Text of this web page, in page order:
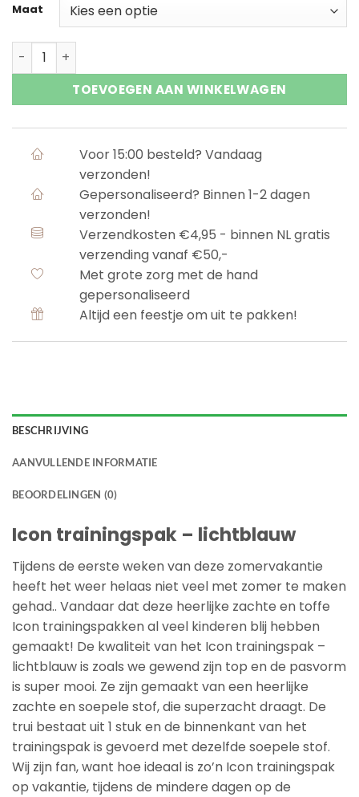
Maat
Icon trainingspak - lichtblauw aantal
TOEVOEGEN AAN WINKELWAGEN
Voor 15:00 besteld? Vandaag
verzonden!
Gepersonaliseerd? Binnen 1-2 dagen
verzonden!
Verzendkosten €4,95 - binnen NL gratis
verzending vanaf €50,-
Met grote zorg met de hand
gepersonaliseerd
Altijd een feestje om uit te pakken!
BESCHRIJVING
AANVULLENDE INFORMATIE
BEOORDELINGEN (0)
Icon trainingspak – lichtblauw
Tijdens de eerste weken van deze zomervakantie
heeft het weer helaas niet veel met zomer te maken
gehad.. Vandaar dat deze heerlijke zachte en toffe
Icon trainingspakken al veel kinderen blij hebben
gemaakt! De kwaliteit van het Icon trainingspak –
lichtblauw is zoals we gewend zijn top en de pasvorm
is super mooi. Ze zijn gemaakt van een heerlijke
zachte en soepele stof, die superzacht draagt. De
trui bestaat uit 1 stuk en de binnenkant van het
trainingspak is gevoerd met dezelfde soepele stof.
Wij zijn fan, want hoe ideaal is zo’n Icon trainingspak
op vakantie, tijdens de mindere dagen op de